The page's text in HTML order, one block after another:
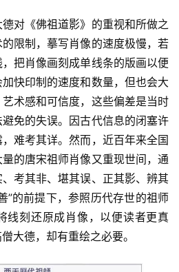
对《佛祖道影》的重视和所做之
限制，摹写肖像的速度极慢，若
把肖像画刻成单线条的版画以便
快印制的速度和数量，但也会大
术感和可信度，这些偏差是当时
免的失误。因古代信息的闭塞许
难考其详。然而，近百年来全国
的唐宋祖师肖像又重现世间，通
考其非、堪其误、正其影、辨其
”的前提下，参照历代存世的祖师
线刻还原成肖像，以便读者更真
大德，却有重绘之必要。